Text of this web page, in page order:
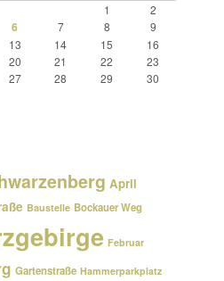
1
2
6 7 8
9
13 14 15
16
20 21 22
23
27 28 29
30
April
Baustelle Bockauer Weg
Februar
Gartenstraße Hammerparkplatz